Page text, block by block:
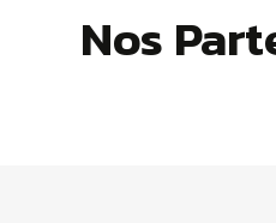
Nos